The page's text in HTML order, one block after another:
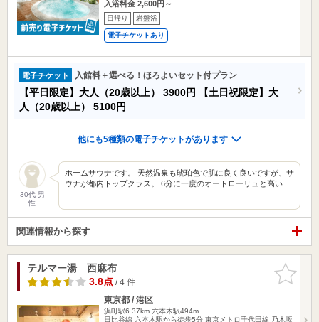
入浴料金 2,600円～
日帰り 岩盤浴
電子チケットあり
電子チケット 入館料＋選べる！ほろよいセット付プラン
【平日限定】大人（20歳以上） 3900円
【土日祝限定】大
人（20歳以上） 5100円
他にも5種類の電子チケットがあります
30代 男
性
ホームサウナです。 天然温泉も琥珀色で肌に良く良いですが、サ
ウナが都内トップクラス。 6分に一度のオートローリュと高い…
関連情報から探す
お気に入
りに追加
テルマー湯 西麻布
3.8点/ 4 件
東京都 / 港区
浜町駅6.37km 六本木駅494m
日比谷線 六本木駅から徒歩5分 東京メトロ千代田線 乃木坂